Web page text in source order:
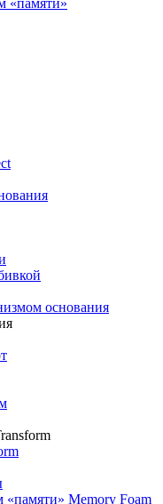
«памяти»
основания
Memory Foam